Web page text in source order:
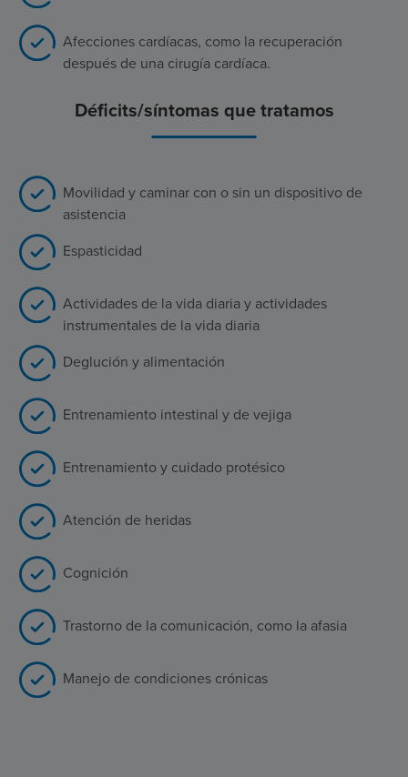
Afecciones cardíacas, como la recuperación
después de una cirugía cardíaca.
Déficits/síntomas que tratamos
Movilidad y caminar con o sin un dispositivo de
asistencia
Espasticidad
Actividades de la vida diaria y actividades
instrumentales de la vida diaria
Deglución y alimentación
Entrenamiento intestinal y de vejiga
Entrenamiento y cuidado protésico
Atención de heridas
Cognición
Trastorno de la comunicación, como la afasia
Manejo de condiciones crónicas